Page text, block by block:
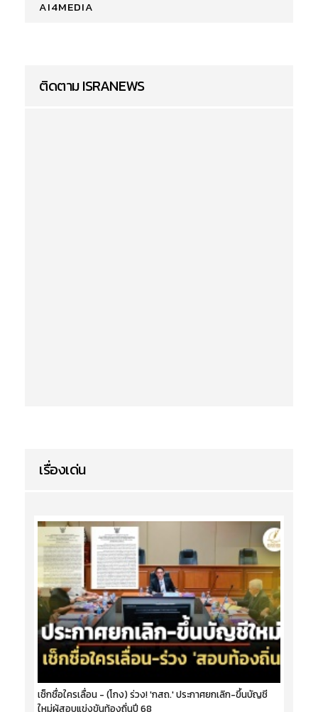
AI4MEDIA
ติดตาม ISRANEWS
เรื่องเด่น
เช็กชื่อใครเลื่อน - (โกง) ร่วง! 'กสถ.' ประกาศยกเลิก-ขึ้นบัญชี
ใหม่ผู้สอบแข่งขันท้องถิ่นปี 68